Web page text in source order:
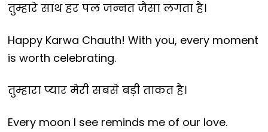
तुम्हारे साथ हर पल जन्नत जैसा लगता है।
Happy Karwa Chauth! With you, every moment
is worth celebrating.
तुम्हारा प्यार मेरी सबसे बड़ी ताकत है।
Every moon I see reminds me of our love.